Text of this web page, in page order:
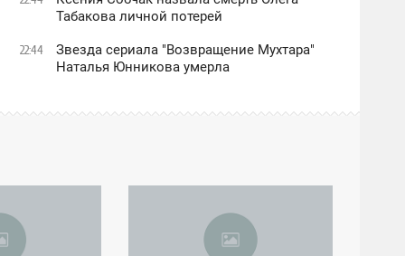
Табакова личной потерей
22:44
Звезда сериала "Возвращение Мухтара"
Наталья Юнникова умерла